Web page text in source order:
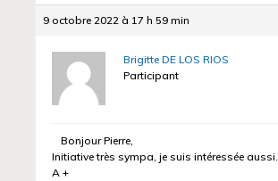
9 octobre 2022 à 17 h 59 min
Brigitte DE LOS RIOS
Participant
Bonjour Pierre,
Initiative très sympa, je suis intéressée aussi.
A +